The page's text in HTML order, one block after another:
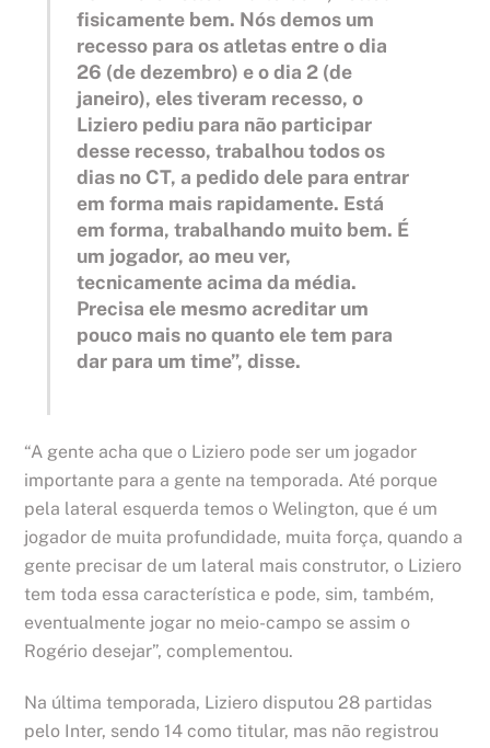
fisicamente bem. Nós demos um
recesso para os atletas entre o dia
26 (de dezembro) e o dia 2 (de
janeiro), eles tiveram recesso, o
Liziero pediu para não participar
desse recesso, trabalhou todos os
dias no CT, a pedido dele para entrar
em forma mais rapidamente. Está
em forma, trabalhando muito bem. É
um jogador, ao meu ver,
tecnicamente acima da média.
Precisa ele mesmo acreditar um
pouco mais no quanto ele tem para
dar para um time”, disse.
“A gente acha que o Liziero pode ser um jogador
importante para a gente na temporada. Até porque
pela lateral esquerda temos o Welington, que é um
jogador de muita profundidade, muita força, quando a
gente precisar de um lateral mais construtor, o Liziero
tem toda essa característica e pode, sim, também,
eventualmente jogar no meio-campo se assim o
Rogério desejar”, complementou.
Na última temporada, Liziero disputou 28 partidas
pelo Inter, sendo 14 como titular, mas não registrou